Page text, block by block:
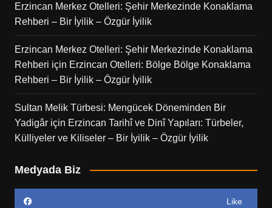
Erzincan Merkez Otelleri: Şehir Merkezinde Konaklama
Rehberi – Bir İyilik – Özgür İyilik
Erzincan Merkez Otelleri: Şehir Merkezinde Konaklama
Rehberi için Erzincan Otelleri: Bölge Bölge Konaklama
Rehberi – Bir İyilik – Özgür İyilik
Sultan Melik Türbesi: Mengücek Döneminden Bir
Yadigâriçin Erzincan Tarihî ve Dinî Yapıları: Türbeler,
Külliyeler ve Kiliseler – Bir İyilik – Özgür İyilik
Medyada Biz
Like